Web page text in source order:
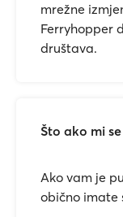
mrežne
Ferryhopper
društava.
Što ako mi
Ako vam je
obično imate